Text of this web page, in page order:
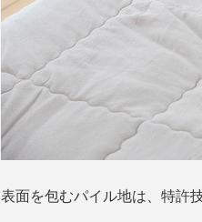
表面を包むパイル地は、特許